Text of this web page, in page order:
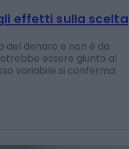
effetti sulla scelta
denaro e non è da
essere giunto al
variabile si conferma